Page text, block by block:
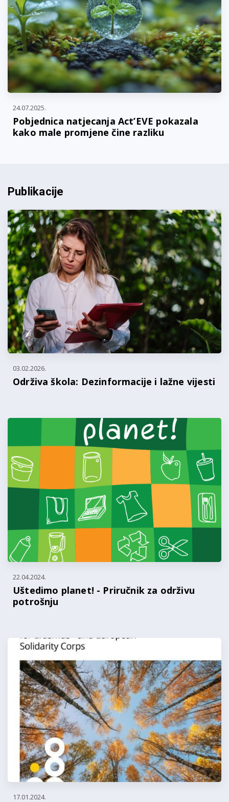
24.07.2025.
Pobjednica natjecanja Act’EVE pokazala
kako male promjene čine razliku
Publikacije
03.02.2026.
Održiva škola: Dezinformacije i lažne vijesti
22.04.2024.
Uštedimo planet! - Priručnik za održivu
potrošnju
17.01.2024.